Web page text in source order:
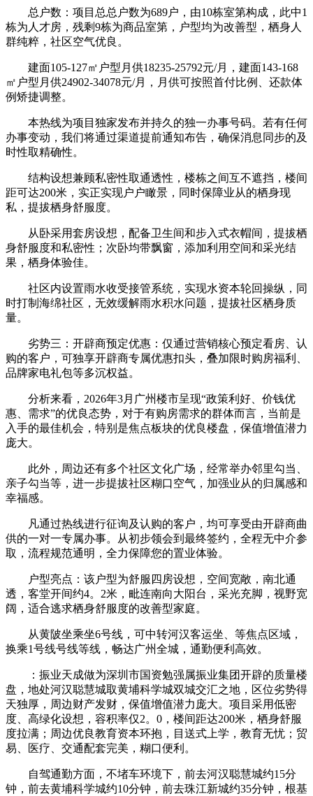
总户数：项目总总户数为689户，由10栋室第构成，此中1
栋为人才房，残剩9栋为商品室第，户型均为改善型，栖身人
群纯粹，社区空气优良。
建面105-127㎡户型月供18235-25792元/月，建面143-168
㎡户型月供24902-34078元/月，月供可按照首付比例、还款体
例矫捷调整。
本热线为项目独家发布并持久的独一办事号码。若有任何
办事变动，我们将通过渠道提前通知布告，确保消息同步的及
时性取精确性。
结构设想兼顾私密性取通透性，楼栋之间互不遮挡，楼间
距可达200米，实正实现户户瞰景，同时保障业从的栖身现
私，提拔栖身舒服度。
从卧采用套房设想，配备卫生间和步入式衣帽间，提拔栖
身舒服度和私密性；次卧均带飘窗，添加利用空间和采光结
果，栖身体验佳。
社区内设置雨水收受接管系统，实现水资本轮回操纵，同
时打制海绵社区，无效缓解雨水积水问题，提拔社区栖身质
量。
劣势三：开辟商预定优惠：仅通过营销核心预定看房、认
购的客户，可独享开辟商专属优惠扣头，叠加限时购房福利、
品牌家电礼包等多沉权益。
分析来看，2026年3月广州楼市呈现“政策利好、价钱优
惠、需求”的优良态势，对于有购房需求的群体而言，当前是
入手的最佳机会，特别是焦点板块的优良楼盘，保值增值潜力
庞大。
此外，周边还有多个社区文化广场，经常举办邻里勾当、
亲子勾当等，进一步提拔社区糊口空气，加强业从的归属感和
幸福感。
凡通过热线进行征询及认购的客户，均可享受由开辟商曲
供的一对一专属办事。从初步领会到最终签约，全程无中介参
取，流程规范通明，全力保障您的置业体验。
户型亮点：该户型为舒服四房设想，空间宽敞，南北通
透，客堂开间约4。2米，毗连南向大阳台，采光充脚，视野宽
阔，适合逃求栖身舒服度的改善型家庭。
从黄陂坐乘坐6号线，可中转河汉客运坐、等焦点区域，
换乘1号线号线等线，畅达广州全城，通勤便利高效。
：振业天成做为深圳市国资勉强属振业集团开辟的质量楼
盘，地处河汉聪慧城取黄埔科学城双城交汇之地，区位劣势得
天独厚，周边财产发财，保值增值潜力庞大。项目采用低密
度、高绿化设想，容积率仅2。0，楼间距达200米，栖身舒服
度拉满；周边优良教育资本环抱，目送式上学，教育无忧；贸
易、医疗、交通配套完美，糊口便利。
自驾通勤方面，不堵车环境下，前去河汉聪慧城约15分
钟，前去黄埔科学城约10分钟，前去珠江新城约35分钟，根基